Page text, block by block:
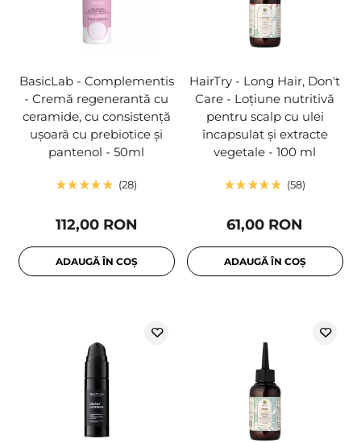
BasicLab - Complementis
- Cremă regenerantă cu
ceramide, cu consistență
ușoară cu prebiotice și
pantenol - 50ml
28
112,00 RON
ADAUGĂ ÎN COȘ
HairTry - Long Hair, Don't
Care - Loțiune nutritivă
pentru scalp cu ulei
încapsulat și extracte
vegetale - 100 ml
58
61,00 RON
ADAUGĂ ÎN COȘ